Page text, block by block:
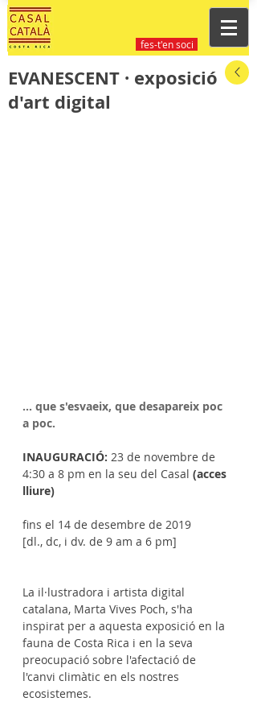
fes-t'en soci
EVANESCENT · exposició
d'art digital
... que s'esvaeix, que desapareix poc
a poc.
INAUGURACIÓ: 23 de novembre de
4:30 a 8 pm en la seu del Casal (acces
lliure)
fins el 14 de desembre de 2019
[dl., dc, i dv. de 9 am a 6 pm]
La il·lustradora i artista digital
catalana, Marta Vives Poch, s'ha
inspirat per a aquesta exposició en la
fauna de Costa Rica i en la seva
preocupació sobre l'afectació de
l'canvi climàtic en els nostres
ecosistemes.